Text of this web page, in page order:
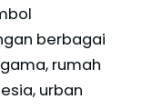
berbagai
rumah
urban